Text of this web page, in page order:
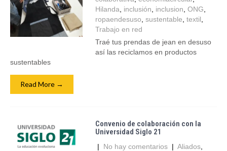
Hilanda
inclusión inclusion ONG
ropaendesuso sustentable textil
Trabajo en red
Traé tus prendas de jean en desuso
así las reciclamos en productos
sustentables
Read More →
Convenio de colaboración con la
Universidad Siglo 21
| No hay comentarios | Aliados,